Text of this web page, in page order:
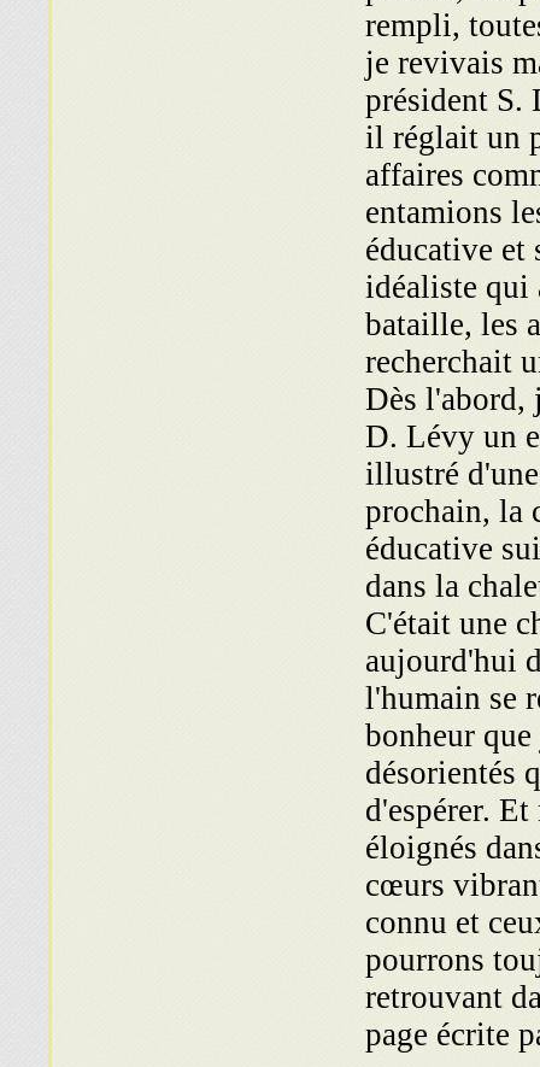
rempli,
je revivais
président S.
il réglait un
affaires
entamions
éducative et
idéaliste qui
bataille, les
recherchait
Dès l'abord,
D. Lévy un
illustré
prochain, la
éducative
dans la
C'était une
aujourd'hui
l'humain se
bonheur
désorientés
d'espérer.
éloignés
cœurs
connu et
pourrons
retrouvant
page écrite